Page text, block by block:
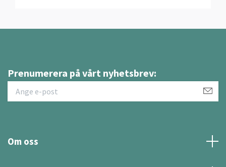
Prenumerera på vårt nyhetsbrev:
Om oss